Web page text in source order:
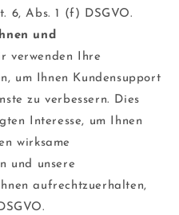
6, Abs. 1 (f) DSGVO.
und
verwenden Ihre
um Ihnen Kundensupport
zu verbessern. Dies
Interesse, um Ihnen
wirksame
und unsere
aufrechtzuerhalten,